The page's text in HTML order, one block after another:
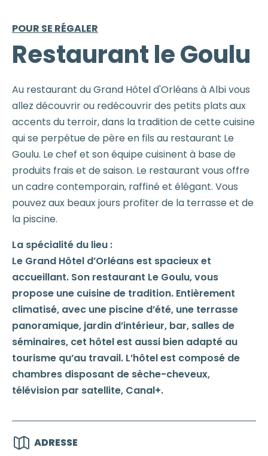
POUR SE RÉGALER
Restaurant le Goulu
Au restaurant du Grand Hôtel d'Orléans à Albi vous
allez découvrir ou redécouvrir des petits plats aux
accents du terroir, dans la tradition de cette cuisine
qui se perpétue de père en fils au restaurant Le
Goulu. Le chef et son équipe cuisinent à base de
produits frais et de saison. Le restaurant vous offre
un cadre contemporain, raffiné et élégant. Vous
pouvez aux beaux jours profiter de la terrasse et de
la piscine.
La spécialité du lieu :
Le Grand Hôtel d’Orléans est spacieux et
accueillant. Son restaurant Le Goulu, vous
propose une cuisine de tradition. Entièrement
climatisé, avec une piscine d’été, une terrasse
panoramique, jardin d’intérieur, bar, salles de
séminaires, cet hôtel est aussi bien adapté au
tourisme qu’au travail. L’hôtel est composé de
chambres disposant de sèche-cheveux,
télévision par satellite, Canal+.
ADRESSE